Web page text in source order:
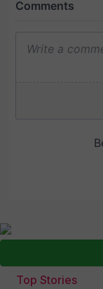
Top Stories